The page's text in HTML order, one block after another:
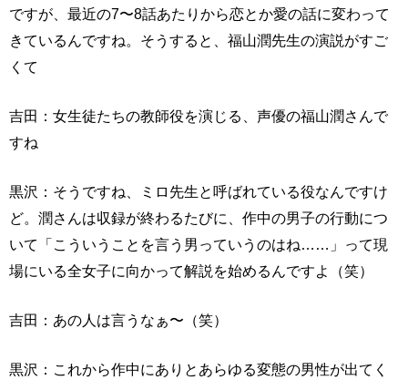
ですが、最近の7〜8話あたりから恋とか愛の話に変わって
きているんですね。そうすると、福山潤先生の演説がすご
くて
吉田：女生徒たちの教師役を演じる、声優の福山潤さんで
すね
黒沢：そうですね、ミロ先生と呼ばれている役なんですけ
ど。潤さんは収録が終わるたびに、作中の男子の行動につ
いて「こういうことを言う男っていうのはね……」って現
場にいる全女子に向かって解説を始めるんですよ（笑）
吉田：あの人は言うなぁ〜（笑）
黒沢：これから作中にありとあらゆる変態の男性が出てく